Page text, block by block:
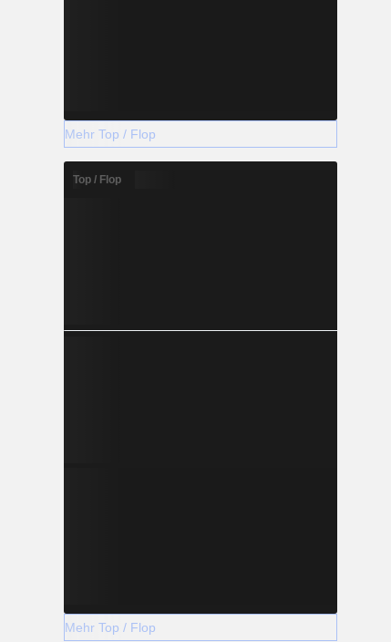
Mehr Top / Flop
Top / Flop
Mehr Top / Flop